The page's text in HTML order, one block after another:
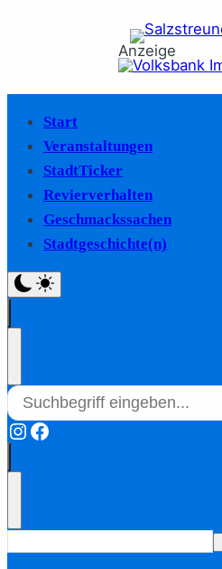
Anzeige
Start
Veranstaltungen
StadtTicker
Revierverhalten
Geschmackssachen
Stadtgeschichte(n)
Instagram
Facebook